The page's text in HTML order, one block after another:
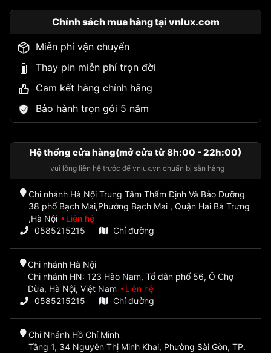
Chính sách mua hàng tại vnlux.com
Miễn phí vận chuyển
Thay pin miễn phí trọn đời
Cam kết hàng chính hãng
Bảo hành trọn gói 5 năm
Hệ thống cửa hàng(mở cửa từ 8h:00 - 22h:00)
vui lòng liên hệ trước để vnlux.vn chuẩn bị sẵn hàng
Chi nhánh Hà Nội Trung Tâm Thẩm Định Và Bảo Dưỡng
38 phố Bạch Mai,Phường Bạch Mai , Quận Hai Bà Trưng
,Hà Nội
Liên hệ
0585215215
Chỉ đường
Chi nhánh Hà Nội
Chi nhánh HN: 123 Hào Nam, Tổ dân phố 56, Ô Chợ
Dừa, Hà Nội, Việt Nam
Liên hệ
0585215215
Chỉ đường
Chi Nhánh Hồ Chí Minh
Tầng 1, 34 Nguyễn Thị Minh Khai, Phường Sài Gòn, TP.